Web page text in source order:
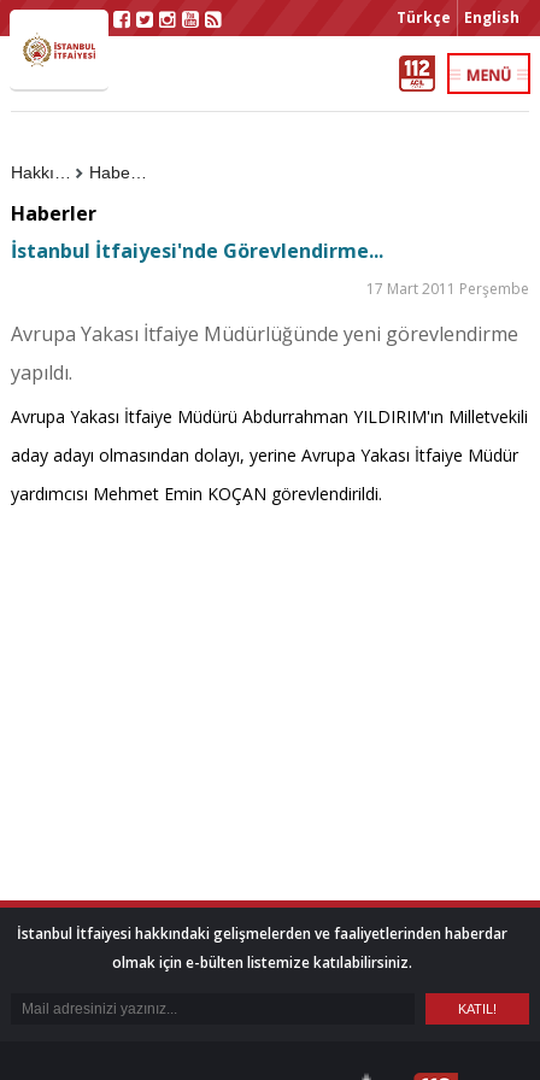
Türkçe English
Haberler
Haberler
İstanbul İtfaiyesi'nde Görevlendirme...
17 Mart 2011 Perşembe
Avrupa Yakası İtfaiye Müdürlüğünde yeni görevlendirme
yapıldı.
Avrupa Yakası İtfaiye Müdürü Abdurrahman YILDIRIM'ın Milletvekili
aday adayı olmasından dolayı, yerine Avrupa Yakası İtfaiye Müdür
yardımcısı Mehmet Emin KOÇAN görevlendirildi.
İstanbul İtfaiyesi hakkındaki gelişmelerden ve faaliyetlerinden haberdar
olmak için e-bülten listemize katılabilirsiniz.